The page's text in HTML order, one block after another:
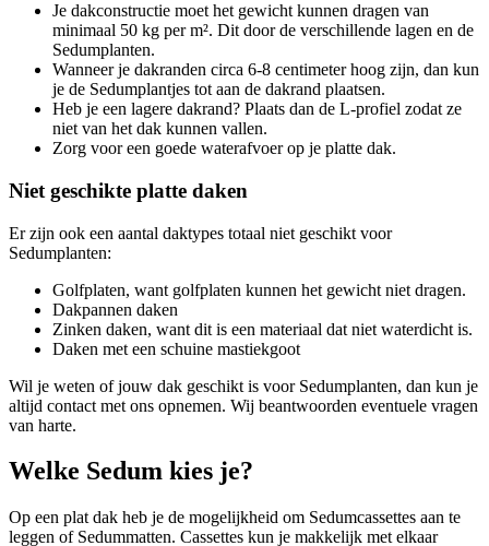
Je dakconstructie moet het gewicht kunnen dragen van
minimaal 50 kg per m². Dit door de verschillende lagen en de
Sedumplanten.
Wanneer je dakranden circa 6-8 centimeter hoog zijn, dan kun
je de Sedumplantjes tot aan de dakrand plaatsen.
Heb je een lagere dakrand? Plaats dan de L-profiel zodat ze
niet van het dak kunnen vallen.
Zorg voor een goede waterafvoer op je platte dak.
Niet geschikte platte daken
Er zijn ook een aantal daktypes totaal niet geschikt voor
Sedumplanten:
Golfplaten, want golfplaten kunnen het gewicht niet dragen.
Dakpannen daken
Zinken daken, want dit is een materiaal dat niet waterdicht is.
Daken met een schuine mastiekgoot
Wil je weten of jouw dak geschikt is voor Sedumplanten, dan kun je
altijd contact met ons opnemen. Wij beantwoorden eventuele vragen
van harte.
Welke Sedum kies je?
Op een plat dak heb je de mogelijkheid om Sedumcassettes aan te
leggen of Sedummatten. Cassettes kun je makkelijk met elkaar